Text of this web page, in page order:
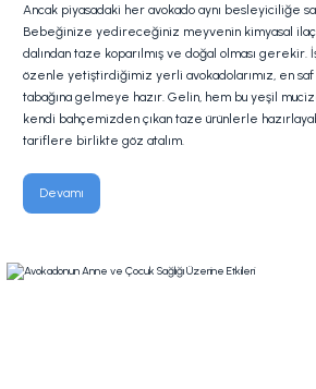
Ancak piyasadaki her avokado aynı besleyiciliğe
Bebeğinize yedireceğiniz meyvenin kimyasal
dalından taze koparılmış ve doğal olması gerekir.
özenle yetiştirdiğimiz yerli avokadolarımız, en
tabağına gelmeye hazır. Gelin, hem bu yeşil
kendi bahçemizden çıkan taze ürünlerle
tariflere birlikte göz atalım.
Devamı